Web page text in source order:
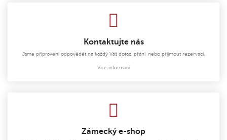
Kontaktujte nás
Jsme připraveni odpovědět na každý Váš dotaz, přání, nebo přijmout rezervaci.
Více informací
Zámecký e-shop